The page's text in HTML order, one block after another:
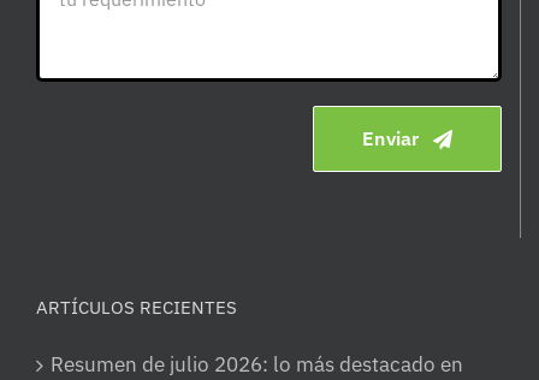
Enviar
ARTÍCULOS RECIENTES
Resumen de julio 2026: lo más destacado en